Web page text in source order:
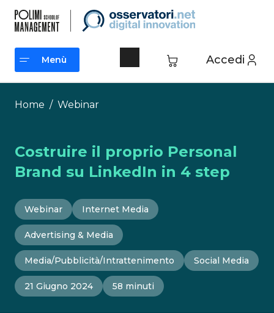
contenuto
Accedi
Menù
Menù
Home / Webinar
Costruire il proprio Personal
Brand su LinkedIn in 4 step
Webinar Internet Media
Advertising & Media
Media/Pubblicità/Intrattenimento Social Media
21 Giugno 2024 58 minuti